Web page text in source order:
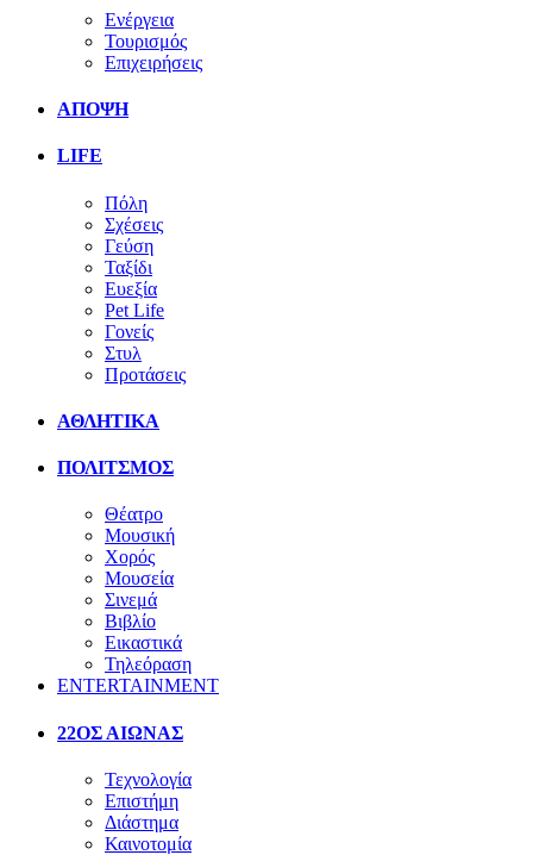
Ενέργεια
Τουρισμός
Επιχειρήσεις
ΑΠΟΨΗ
LIFE
Πόλη
Σχέσεις
Γεύση
Ταξίδι
Ευεξία
Pet Life
Γονείς
Στυλ
Προτάσεις
ΑΘΛΗΤΙΚΑ
ΠΟΛΙΤΣΜΟΣ
Θέατρο
Μουσική
Χορός
Μουσεία
Σινεμά
Βιβλίο
Εικαστικά
Τηλεόραση
ENTERTAINMENT
22ΟΣ ΑΙΩΝΑΣ
Τεχνολογία
Επιστήμη
Διάστημα
Καινοτομία